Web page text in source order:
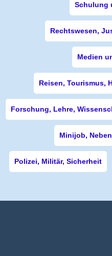
Schulung
Rechtswesen,
Medien
Reisen, Tourismus,
Forschung, Lehre,
Minijob,
Polizei, Militär, Sicherheit